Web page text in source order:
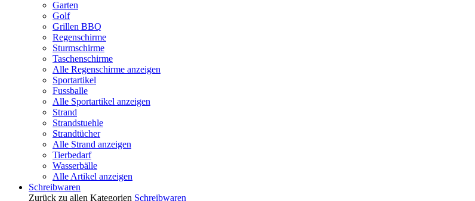
Garten
Golf
Grillen BBQ
Regenschirme
Sturmschirme
Taschenschirme
Alle Regenschirme anzeigen
Sportartikel
Fussballe
Alle Sportartikel anzeigen
Strand
Strandstuehle
Strandtücher
Alle Strand anzeigen
Tierbedarf
Wasserbälle
Alle Artikel anzeigen
Schreibwaren
Zurück zu allen Kategorien Schreibwaren